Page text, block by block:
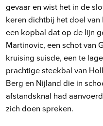
gevaar en wist het in de
keren dichtbij het doel
een kopbal dat op de lijn
Martinovic, een schot van
kruising suisde, een te
prachtige steekbal van
Berg en Nijland die in
afstandsknal had
zich doen spreken.